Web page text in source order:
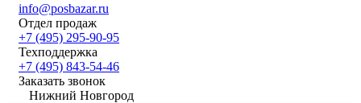
info@posbazar.ru
Отдел продаж
+7 (495) 295-90-95
Техподдержка
+7 (495) 843-54-46
Заказать звонок
Нижний Новгород